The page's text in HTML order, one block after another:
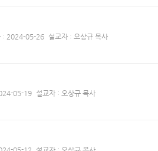
: 2024-05-26 설교자 : 오상규 목사
05-19 설교자 : 오상규 목사